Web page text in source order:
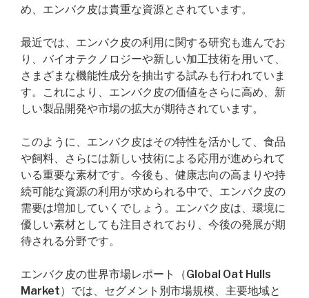
め、エンバク皮は貴重な資源とされています。
最近では、エンバク皮の利用に関する研究も進んでお
り、バイオテクノロジーや新しい加工技術を用いて、
さまざまな機能性成分を抽出する試みも行われていま
す。これにより、エンバク皮の価値をさらに高め、新
しい製品開発や市場の拡大が期待されています。
このように、エンバク皮はその特性を活かして、食品
や飼料、さらには新しい技術による応用が進められて
いる重要な素材です。今後も、健康志向の高まりや持
続可能な資源の利用が求められる中で、エンバク皮の
需要は増加していくでしょう。エンバク皮は、環境に
優しい素材としても注目されており、今後の発展が期
待される分野です。
エンバク皮の世界市場レポート（Global Oat Hulls
Market）では、セグメント別市場規模、主要地域と